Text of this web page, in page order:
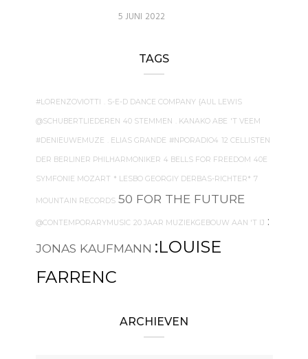
5 JUNI 2022
TAGS
#LORENZOVIOTTI . S-E-D DANCE COMPANY {AUL LEWIS
@SCHUBERTLIEDEREN 40 STEMMEN . KANAKO ABE 'T VEEM
#DENIEUWEMUZE . ELIAS GRANDE #NPORADIO4 12 CELLISTEN
DER BERLINER PHILHARMONIKER 4 BELLS FOR FREEDOM 40E
SYMFONIE MOZART * LESBO GEORGIY DERBAS-RICHTER* 7
MOUNTAIN RECORDS 50 FOR THE FUTURE
@CONTEMPORARYMUSIC 20 JAAR MUZIEKGEBOUW AAN 'T IJ :
JONAS KAUFMANN :LOUISE
FARRENC
ARCHIEVEN